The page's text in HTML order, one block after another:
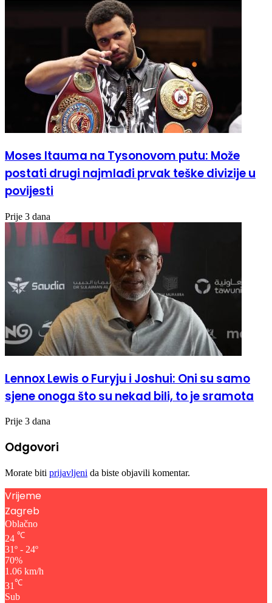
Moses Itauma na Tysonovom putu: Može
postati drugi najmlađi prvak teške divizije u
povijesti
Prije 3 dana
Lennox Lewis o Furyju i Joshui: Oni su samo
sjene onoga što su nekad bili, to je sramota
Prije 3 dana
Odgovori
Morate biti prijavljeni da biste objavili komentar.
Vrijeme
Zagreb
Oblačno
24 ℃
31º - 24º
70%
1.06 km/h
31℃
Sub